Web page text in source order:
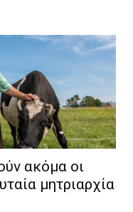
ακόμα οι
μητριαρχία